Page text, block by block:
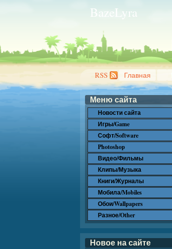
BazeLyra
RSS Главная
Меню сайта
Новости сайта
Игры/Game
Софт/Software
Photoshop
Видео/Фильмы
Клипы/Музыка
Книги/Журналы
Мобила/Mobiles
Обои/Wallpapers
Разное/Other
Новое на сайте